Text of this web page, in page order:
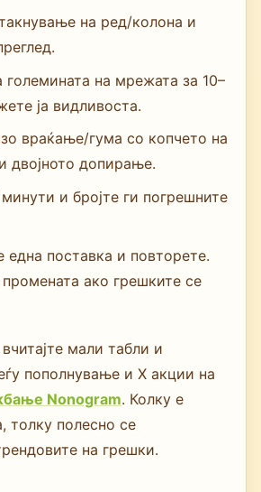
на ред/колона и
големината на мрежата за 10–
ја видливоста.
враќање/гума со копчето на
двојното допирање.
и бројте ги погрешните
една поставка и повторете.
ако грешките се
мали табли и
пополнување и X акции на
Nonogram. Колку е
толку полесно се
на грешки.